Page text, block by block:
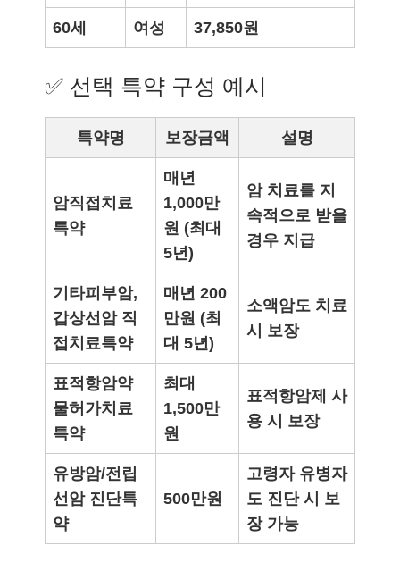
60세 여성 37,850원
✅ 선택 특약 구성 예시
특약명 보장금액 설명
암직접치료
특약
매년
1,000만
원 (최대
5년)
암 치료를 지
속적으로 받을
경우 지급
기타피부암,
갑상선암 직
접치료특약
매년 200
만원 (최
대 5년)
소액암도 치료
시 보장
표적항암약
물허가치료
특약
최대
1,500만
원
표적항암제 사
용 시 보장
유방암/전립
선암 진단특
약
500만원
고령자 유병자
도 진단 시 보
장 가능